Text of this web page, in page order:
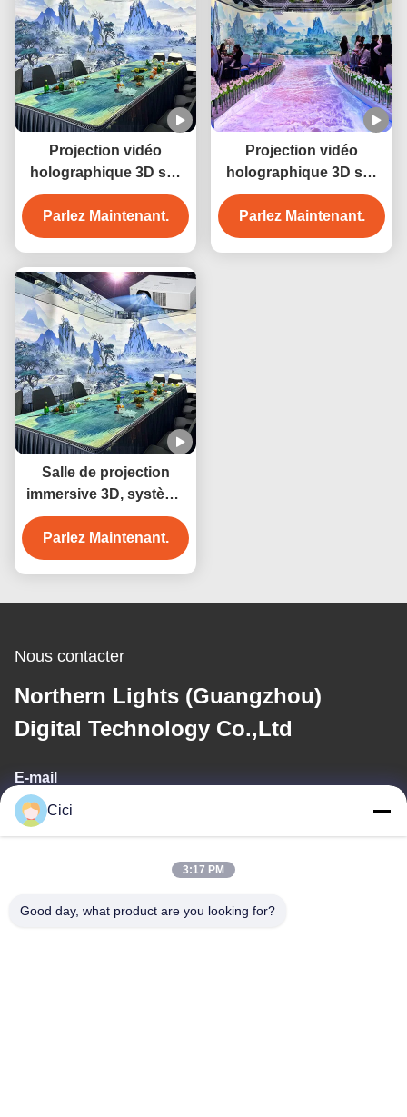
Projection vidéo
holographique 3D sur
mur et sol, projecteur
immersif à 360°, œuvre
d'art, salle à manger,
Parlez Maintenant.
Projection vidéo
holographique 3D sur
mur et sol, projecteur
immersif à 360°, œuvre
d'art, salle à manger,
Parlez Maintenant.
Salle de projection
immersive 3D, système
de cartographie
interactive, projecteur
holographique,
sol à 360 degrés, salle
Parlez Maintenant.
Nous contacter
Northern Lights (Guangzhou)
Digital Technology Co.,Ltd
E-mail
sales03@bjgprojection.com
Adresse
Cici
3:17 PM
Good day, what product are you looking for?